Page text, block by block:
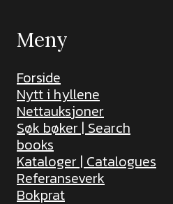
Meny
Forside
Nytt i hyllene
Nettauksjoner
Søk bøker | Search
books
Kataloger | Catalogues
Referanseverk
Bokprat